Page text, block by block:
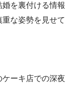
を裏付ける情報
な姿勢を見せて
ケーキ店での深夜